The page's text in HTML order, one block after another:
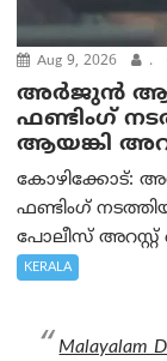
Aug 9, 2026 .
അർജുൻ
ഫണ്ടിംഗ്
ആയങ്കി
കോഴിക്കോട്:
ഫണ്ടിംഗ്
പോലീസ്
KERALA
Malayalam